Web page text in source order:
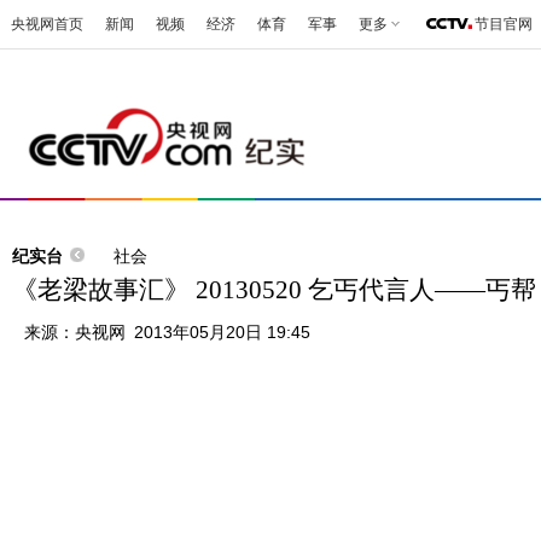
央视网首页 新闻 视频 经济 体育 军事 更多 节目官网
纪实台 社会
《老梁故事汇》 20130520 乞丐代言人——丐帮
来源： 央视网 2013年05月20日 19:45